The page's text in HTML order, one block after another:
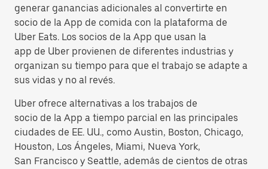
generar ganancias adicionales al convertirte en
socio de la App de comida con la plataforma de
Uber Eats. Los socios de la App que usan la
app de Uber provienen de diferentes industrias y
organizan su tiempo para que el trabajo se adapte a
sus vidas y no al revés.
Uber ofrece alternativas a los trabajos de
socio de la App a tiempo parcial en las principales
ciudades de EE. UU., como Austin, Boston, Chicago,
Houston, Los Ángeles, Miami, Nueva York,
San Francisco y Seattle, además de cientos de otras